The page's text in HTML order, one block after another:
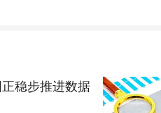
稳步推进数据